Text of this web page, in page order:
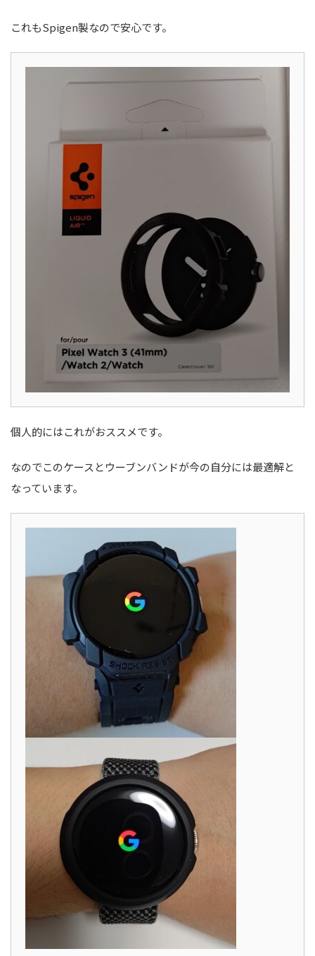
これもSpigen製なので安心です。
個人的にはこれがおススメです。
なのでこのケースとウーブンバンドが今の自分には最適解と
なっています。